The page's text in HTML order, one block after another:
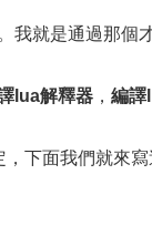
我就是通過那個
lua解釋器 ， 編譯
，下面我們就來寫